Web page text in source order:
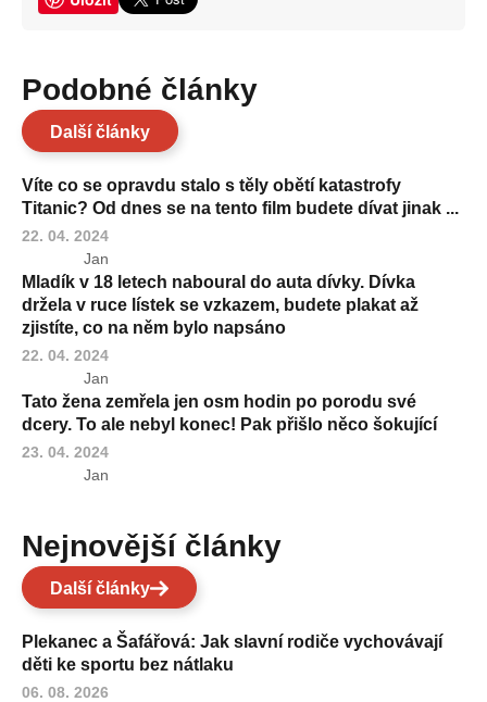
Podobné články
Další články
Víte co se opravdu stalo s těly obětí katastrofy
Titanic? Od dnes se na tento film budete dívat jinak ...
22. 04. 2024
Jan
Mladík v 18 letech naboural do auta dívky. Dívka
držela v ruce lístek se vzkazem, budete plakat až
zjistíte, co na něm bylo napsáno
22. 04. 2024
Jan
Tato žena zemřela jen osm hodin po porodu své
dcery. To ale nebyl konec! Pak přišlo něco šokující
23. 04. 2024
Jan
Nejnovější články
Další články
Plekanec a Šafářová: Jak slavní rodiče vychovávají
děti ke sportu bez nátlaku
06. 08. 2026